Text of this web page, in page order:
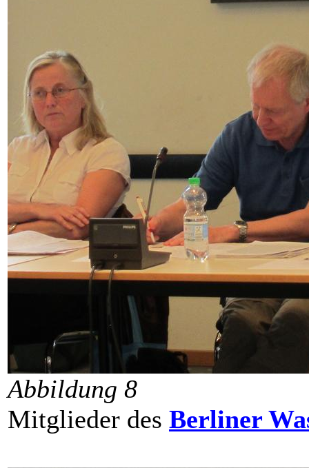
Abbildung 8
Mitglieder des Berliner